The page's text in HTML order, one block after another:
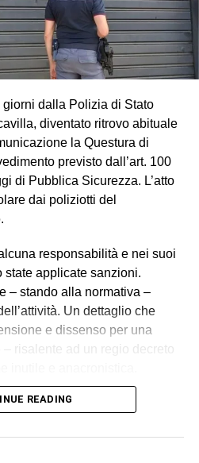
giorni dalla Polizia di Stato
diventato ritrovo abituale
la Questura di
previsto dall’art. 100
di Pubblica Sicurezza. L’atto
dai poliziotti del
responsabilità e nei suoi
state applicate sanzioni.
– stando alla normativa –
Un dettaglio che
e dissenso per una
risalente ad un regio decreto
eseguiti in un significativo
il bar di Biancavilla fosse
di pregiudicati.
READING